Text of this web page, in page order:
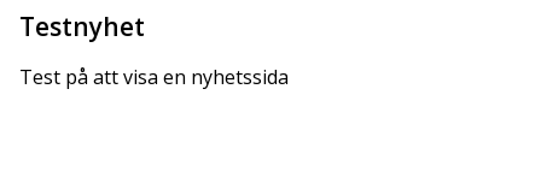
Testnyhet
Test på att visa en nyhetssida